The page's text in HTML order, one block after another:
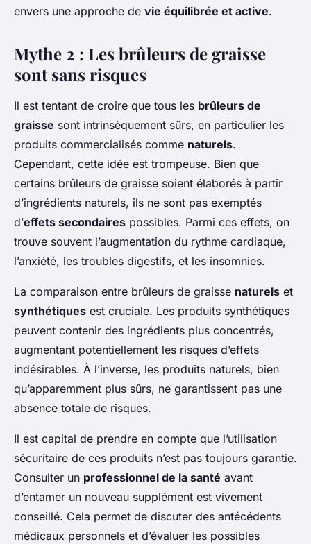
envers une approche de vie équilibrée et active.
Mythe 2 : Les brûleurs de graisse
sont sans risques
Il est tentant de croire que tous les brûleurs de
graisse sont intrinsèquement sûrs, en particulier les
produits commercialisés comme naturels.
Cependant, cette idée est trompeuse. Bien que
certains brûleurs de graisse soient élaborés à partir
d’ingrédients naturels, ils ne sont pas exemptés
d’effets secondaires possibles. Parmi ces effets, on
trouve souvent l’augmentation du rythme cardiaque,
l’anxiété, les troubles digestifs, et les insomnies.
La comparaison entre brûleurs de graisse naturels et
synthétiques est cruciale. Les produits synthétiques
peuvent contenir des ingrédients plus concentrés,
augmentant potentiellement les risques d’effets
indésirables. À l’inverse, les produits naturels, bien
qu’apparemment plus sûrs, ne garantissent pas une
absence totale de risques.
Il est capital de prendre en compte que l’utilisation
sécuritaire de ces produits n’est pas toujours garantie.
Consulter un professionnel de la santé avant
d’entamer un nouveau supplément est vivement
conseillé. Cela permet de discuter des antécédents
médicaux personnels et d’évaluer les possibles